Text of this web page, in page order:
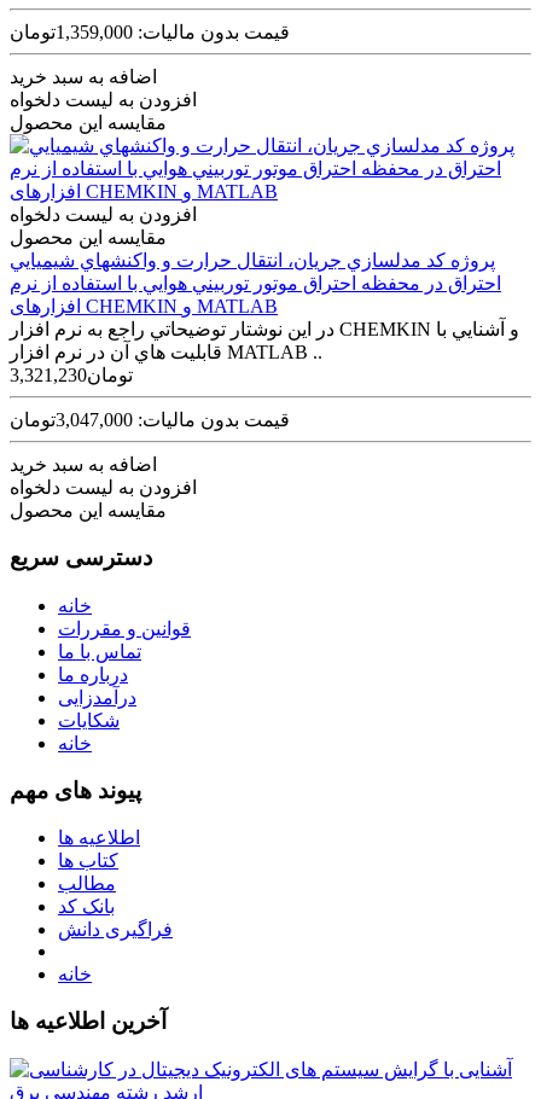
قیمت بدون مالیات: 1,359,000تومان
اضافه به سبد خرید
افزودن به لیست دلخواه
مقایسه این محصول
افزودن به لیست دلخواه
مقایسه این محصول
پروژه كد مدلسازي جريان، انتقال حرارت و واكنشهاي شيميايي
احتراق در محفظه احتراق موتور توربيني هوايي با استفاده از نرم
افزارهای CHEMKIN و MATLAB
در این نوشتار توضيحاتي راجع به نرم افزار CHEMKIN و آشنايي با
قابليت هاي آن در نرم افزار MATLAB ..
3,321,230تومان
قیمت بدون مالیات: 3,047,000تومان
اضافه به سبد خرید
افزودن به لیست دلخواه
مقایسه این محصول
دسترسی سریع
خانه
قوانین و مقررات
تماس با ما
درباره ما
درآمدزایی
شکایات
خانه
پیوند های مهم
اطلاعیه ها
کتاب ها
مطالب
بانک کد
فراگیری دانش
خانه
آخرین اطلاعیه ها